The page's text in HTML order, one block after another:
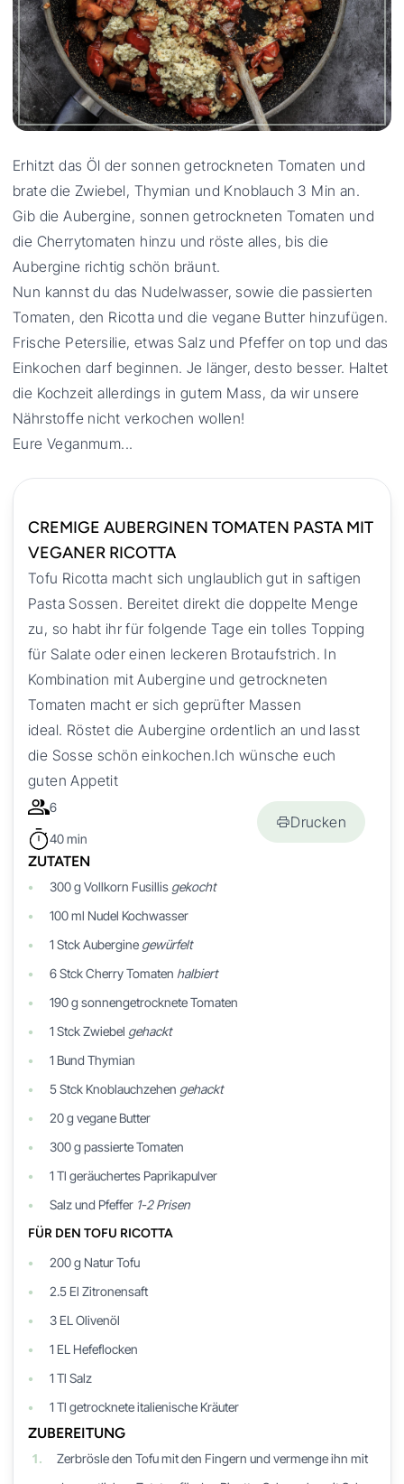
Erhitzt das Öl der sonnen getrockneten Tomaten und
brate die Zwiebel, Thymian und Knoblauch 3 Min an.
Gib die Aubergine, sonnen getrockneten Tomaten und
die Cherrytomaten hinzu und röste alles, bis die
Aubergine richtig schön bräunt.
Nun kannst du das Nudelwasser, sowie die passierten
Tomaten, den Ricotta und die vegane Butter hinzufügen.
Frische Petersilie, etwas Salz und Pfeffer on top und das
Einkochen darf beginnen. Je länger, desto besser. Haltet
die Kochzeit allerdings in gutem Mass, da wir unsere
Nährstoffe nicht verkochen wollen!
Eure Veganmum...
CREMIGE AUBERGINEN TOMATEN PASTA MIT
VEGANER RICOTTA
Tofu Ricotta macht sich unglaublich gut in saftigen
Pasta Sossen. Bereitet direkt die doppelte Menge
zu, so habt ihr für folgende Tage ein tolles Topping
für Salate oder einen leckeren Brotaufstrich. In
Kombination mit Aubergine und getrockneten
Tomaten macht er sich geprüfter Massen
ideal. Röstet die Aubergine ordentlich an und lasst
die Sosse schön einkochen.Ich wünsche euch
guten Appetit
6
40 min
Drucken
ZUTATEN
300g Vollkorn Fusillis gekocht
100ml Nudel Kochwasser
1 StckAubergine gewürfelt
6StckCherry Tomaten halbiert
190g sonnengetrocknete Tomaten
1 StckZwiebel gehackt
1 Bund Thymian
5Stck Knoblauchzehen gehackt
20g vegane Butter
300g passierte Tomaten
1 Tl geräuchertes Paprikapulver
Salz und Pfeffer 1-2 Prisen
FÜR DEN TOFU RICOTTA
200g Natur Tofu
2.5 El Zitronensaft
3 ELOlivenöl
1 EL Hefeflocken
1 Tl Salz
1 Tl getrocknete italienische Kräuter
ZUBEREITUNG
1.
Zerbrösle den Tofu mit den Fingern und vermenge ihn mit